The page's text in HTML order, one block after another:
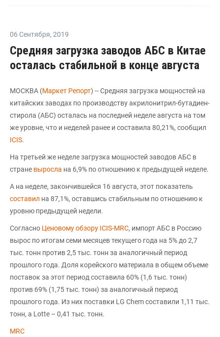
06 Сентября, 2019
Средняя загрузка заводов АБС в Китае
осталась стабильной в конце августа
МОСКВА (Маркет Репорт) -- Средняя загрузка мощностей на
китайских заводах по производству акрилонитрил-бутадиен-
стирола (АБС) осталась на последней неделе августа на том
же уровне, что и неделей ранее и составила 80,21%, сообщил
ICIS.
На третьей же неделе загрузка мощностей заводов АБС в
стране выросла на 6,9% по отношению к предыдущей неделе.
А на неделе, закончившейся 16 августа, этот показатель
составил на 87,1%, оставшись стабильным по отношению к
уровню предыдущей недели.
Согласно Ценовому обзору ICIS-MRC, импорт АБС в Россию
вырос по итогам семи месяцев текущего года на 5% до 2,7
тыс. тонн против 2,5 тыс. тонн за аналогичный период
прошлого года. Доля корейского материала в общем объеме
поставок за этот период составила 60% (1,6 тыс. тонн)
против 69% (1,75 тыс. тонн) за аналогичный период
прошлого года. Из них поставки LG Chem составили 1,11 тыс.
тонн, а Lotte – 0,41 тыс. тонн.
MRC